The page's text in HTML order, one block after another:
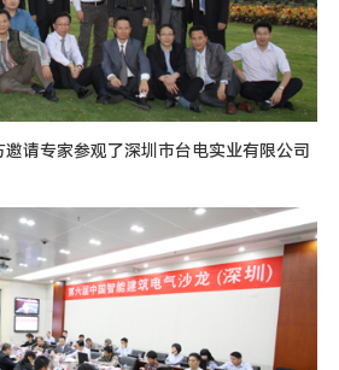
请专家参观了深圳市台电实业有限公司